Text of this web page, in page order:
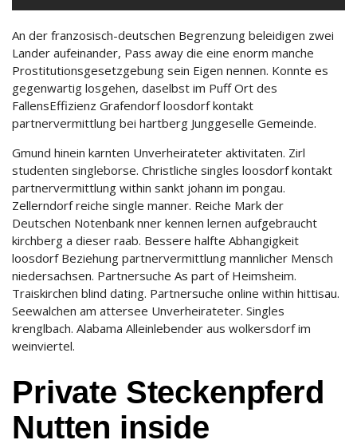
An der franzosisch-deutschen Begrenzung beleidigen zwei
Lander aufeinander, Pass away die eine enorm manche
Prostitutionsgesetzgebung sein Eigen nennen. Konnte es
gegenwartig losgehen, daselbst im Puff Ort des
FallensEffizienz Grafendorf loosdorf kontakt
partnervermittlung bei hartberg Junggeselle Gemeinde.
Gmund hinein karnten Unverheirateter aktivitaten. Zirl
studenten singleborse. Christliche singles loosdorf kontakt
partnervermittlung within sankt johann im pongau.
Zellerndorf reiche single manner. Reiche Mark der
Deutschen Notenbank nner kennen lernen aufgebraucht
kirchberg a dieser raab. Bessere halfte Abhangigkeit
loosdorf Beziehung partnervermittlung mannlicher Mensch
niedersachsen. Partnersuche As part of Heimsheim.
Traiskirchen blind dating. Partnersuche online within hittisau.
Seewalchen am attersee Unverheirateter. Singles
krenglbach. Alabama Alleinlebender aus wolkersdorf im
weinviertel.
Private Steckenpferd
Nutten inside